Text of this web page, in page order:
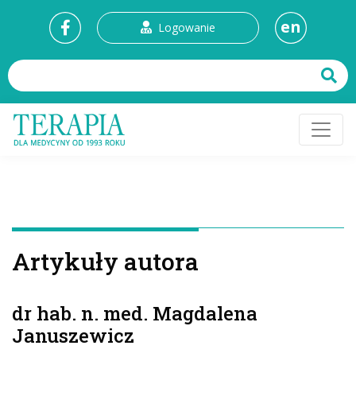
Logowanie en
Artykuły autora
dr hab. n. med. Magdalena
Januszewicz